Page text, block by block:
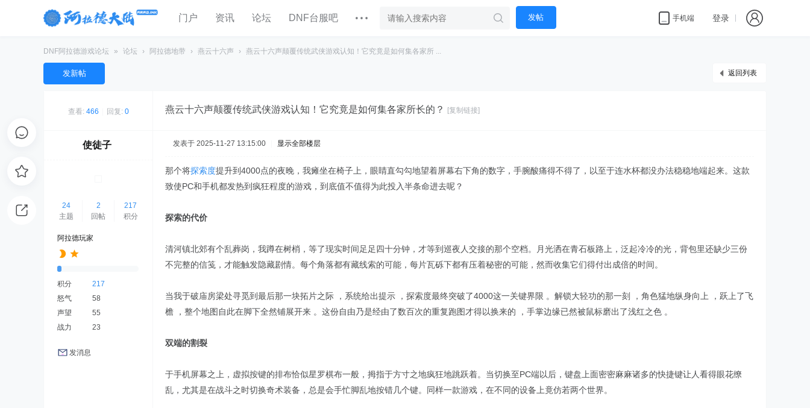
门户 资讯 论坛 DNF台服吧 发帖 手机端 登录
DNF阿拉德游戏论坛 » 论坛 › 阿拉德地带 › 燕云十六声 › 燕云十六声颠覆传统武侠游戏认知！它究竟是如何集各家所 ...
返回列表
发新帖
查看: 466 回复: 0 燕云十六声颠覆传统武侠游戏认知！它究竟是如何集各家所长的？ [复制链接]
使徒子
24
主题
2
回帖
217
积分
阿拉德玩家
积分
217
怒气
58
声望
55
战力
23
发消息
发表于 2025-11-27 13:15:00 显示全部楼层
那个将探索度提升到4000点的夜晚，我瘫坐在椅子上，眼睛直勾勾地望着屏幕右下角的数字，手腕酸痛得不得了，以至于连水杯都没办法稳稳地端起来。这款
致使PC和手机都发热到疯狂程度的游戏，到底值不值得为此投入半条命进去呢？
探索的代价
清河镇北郊有个乱葬岗，我蹲在树梢，等了现实时间足足四十分钟，才等到巡夜人交接的那个空档。月光洒在青石板路上，泛起冷冷的光，背包里还缺少三份
不完整的信笺，才能触发隐藏剧情。每个角落都有藏线索的可能，每片瓦砾下都有压着秘密的可能，然而收集它们得付出成倍的时间。
当我于破庙房梁处寻觅到最后那一块拓片之际 ，系统给出提示 ，探索度最终突破了4000这一关键界限 。解锁大轻功的那一刻 ，角色猛地纵身向上 ，跃上了飞
檐 ，整个地图自此在脚下全然铺展开来 。这份自由乃是经由了数百次的重复跑图才得以换来的 ，手掌边缘已然被鼠标磨出了浅红之色 。
双端的割裂
于手机屏幕之上，虚拟按键的排布恰似星罗棋布一般，拇指于方寸之地疯狂地跳跃着。当切换至PC端以后，键盘上面密密麻麻诸多的快捷键让人看得眼花缭
乱，尤其是在战斗之时切换奇术装备，总是会手忙脚乱地按错几个键。同样一款游戏，在不同的设备上竟仿若两个世界。